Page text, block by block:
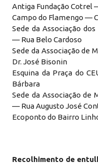
Antiga Fundação Cotrel
Campo do Flamengo —
Sede da Associação
— Rua Belo Cardoso
Sede da Associação de
Dr. José Bisonin
Esquina da Praça do
Bárbara
Sede da Associação de
— Rua Augusto José
Ecoponto do Bairro
Recolhimento de